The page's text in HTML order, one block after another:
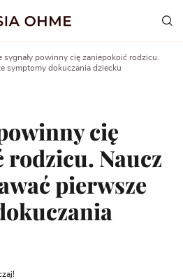
sygnały powinny cię zaniepokoić rodzicu.
symptomy dokuczania dziecku
cię
rodzicu. Naucz
pierwsze